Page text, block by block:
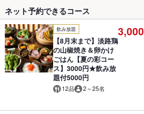
ネット予約できるコース
飲み放題
【8月末まで】淡路鶏
の山椒焼き＆卵かけ
ごはん【夏の彩コー
ス】3000円★飲み放
題付5000円
12品 2～25名
3,000